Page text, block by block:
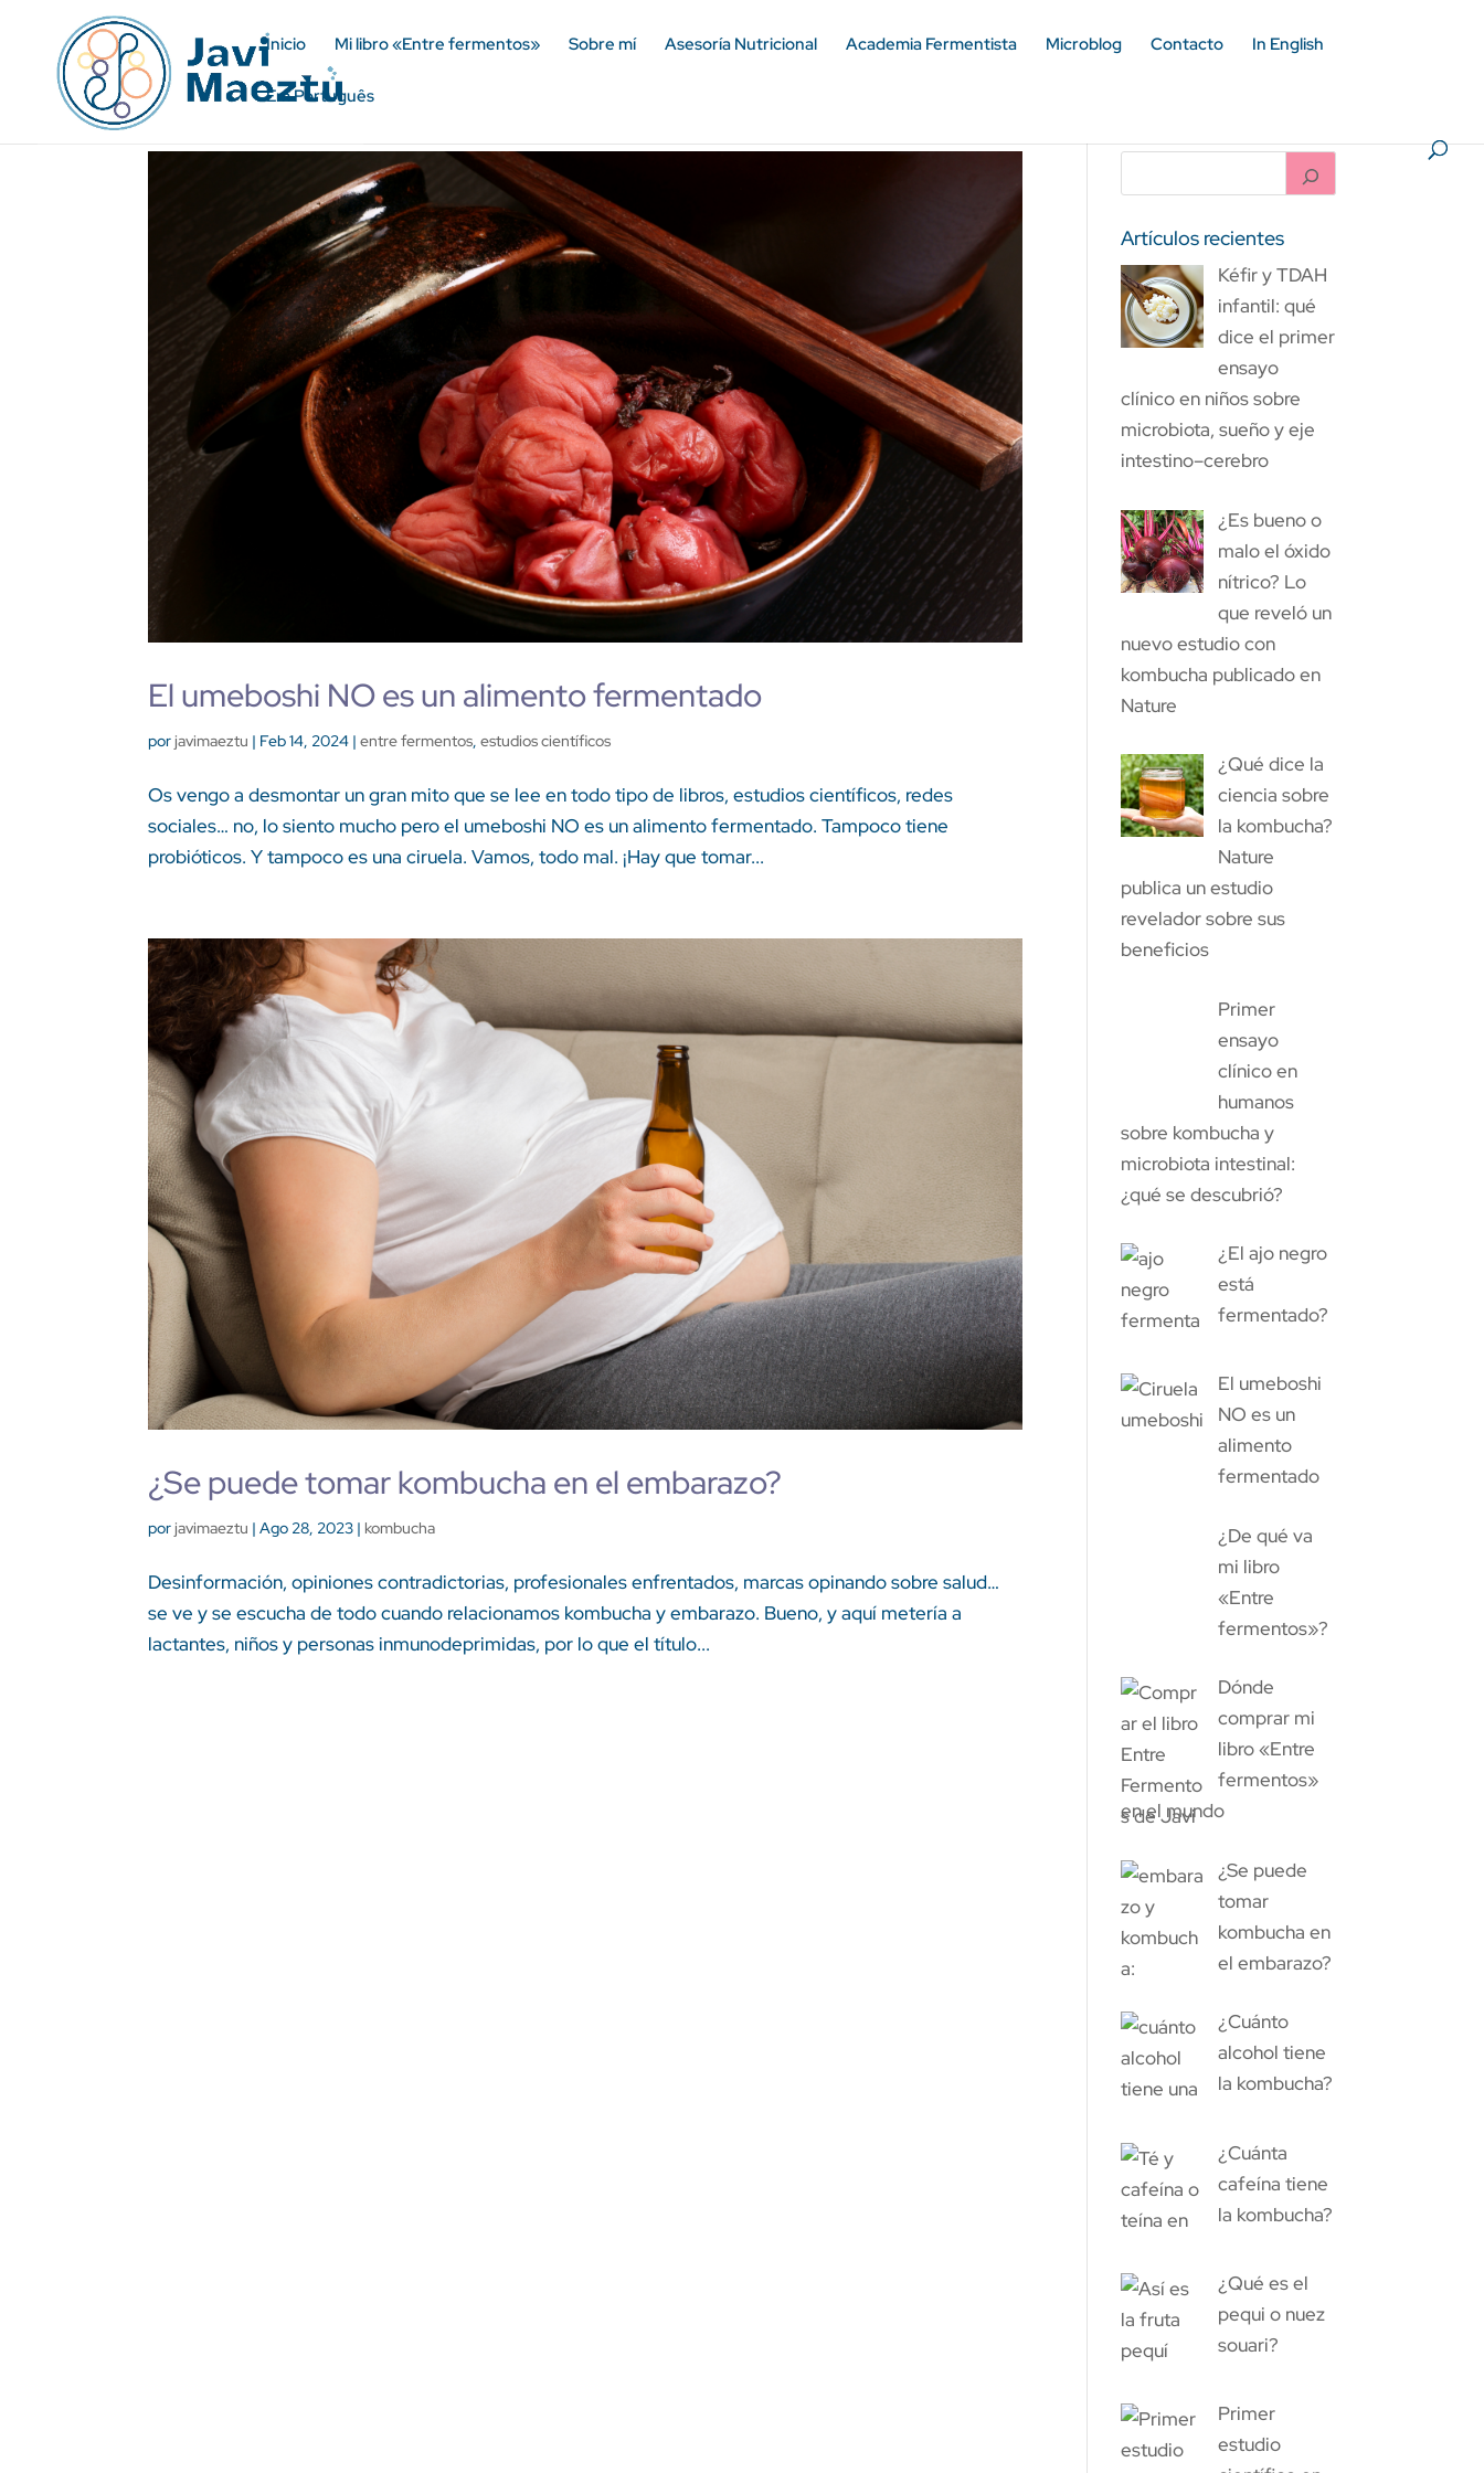
Inicio Mi libro «Entre fermentos» Sobre mí Asesoría Nutricional Academia Fermentista Microblog Contacto In English
Em Português
El umeboshi NO es un alimento fermentado
por javimaeztu | Feb 14, 2024 |entre fermentos,estudios científicos
Os vengo a desmontar un gran mito que se lee en todo tipo de libros, estudios científicos, redes
sociales… no, lo siento mucho pero el umeboshi NO es un alimento fermentado. Tampoco tiene
probióticos. Y tampoco es una ciruela. Vamos, todo mal. ¡Hay que tomar...
¿Se puede tomar kombucha en el embarazo?
por javimaeztu |Ago 28, 2023 | kombucha
Desinformación, opiniones contradictorias, profesionales enfrentados, marcas opinando sobre salud…
se ve y se escucha de todo cuando relacionamos kombucha y embarazo. Bueno, y aquí metería a
lactantes, niños y personas inmunodeprimidas, por lo que el título...
Artículos recientes
Kéfir y TDAH
infantil: qué
dice el primer
ensayo
clínico en niños sobre
microbiota, sueño y eje
intestino–cerebro
¿Es bueno o
malo el óxido
nítrico? Lo
que reveló un
nuevo estudio con
kombucha publicado en
Nature
¿Qué dice la
ciencia sobre
la kombucha?
Nature
publica un estudio
revelador sobre sus
beneficios
Primer
ensayo
clínico en
humanos
sobre kombucha y
microbiota intestinal:
¿qué se descubrió?
¿El ajo negro
está
fermentado?
El umeboshi
NO es un
alimento
fermentado
¿De qué va
mi libro
«Entre
fermentos»?
Dónde
comprar mi
libro «Entre
fermentos»
en el mundo
¿Se puede
tomar
kombucha en
el embarazo?
¿Cuánto
alcohol tiene
la kombucha?
¿Cuánta
cafeína tiene
la kombucha?
¿Qué es el
pequi o nuez
souari?
Primer
estudio